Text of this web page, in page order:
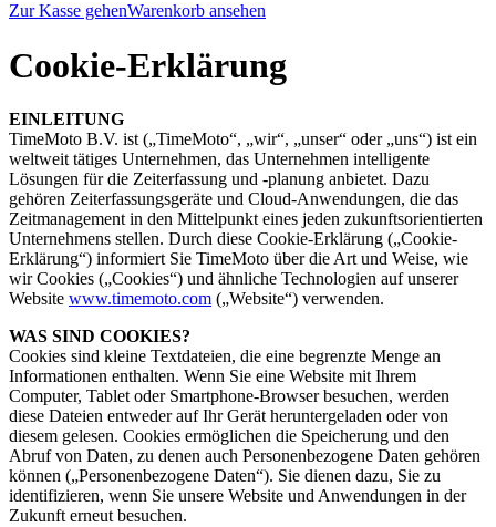
Zur Kasse gehenWarenkorb ansehen
Cookie-Erklärung
EINLEITUNG
TimeMoto B.V. ist („TimeMoto“, „wir“, „unser“ oder „uns“) ist ein
weltweit tätiges Unternehmen, das Unternehmen intelligente
Lösungen für die Zeiterfassung und -planung anbietet. Dazu
gehören Zeiterfassungsgeräte und Cloud-Anwendungen, die das
Zeitmanagement in den Mittelpunkt eines jeden zukunftsorientierten
Unternehmens stellen. Durch diese Cookie-Erklärung („Cookie-
Erklärung“) informiert Sie TimeMoto über die Art und Weise, wie
wir Cookies („Cookies“) und ähnliche Technologien auf unserer
Website www.timemoto.com („Website“) verwenden.
WAS SIND COOKIES?
Cookies sind kleine Textdateien, die eine begrenzte Menge an
Informationen enthalten. Wenn Sie eine Website mit Ihrem
Computer, Tablet oder Smartphone-Browser besuchen, werden
diese Dateien entweder auf Ihr Gerät heruntergeladen oder von
diesem gelesen. Cookies ermöglichen die Speicherung und den
Abruf von Daten, zu denen auch Personenbezogene Daten gehören
können („Personenbezogene Daten“). Sie dienen dazu, Sie zu
identifizieren, wenn Sie unsere Website und Anwendungen in der
Zukunft erneut besuchen.